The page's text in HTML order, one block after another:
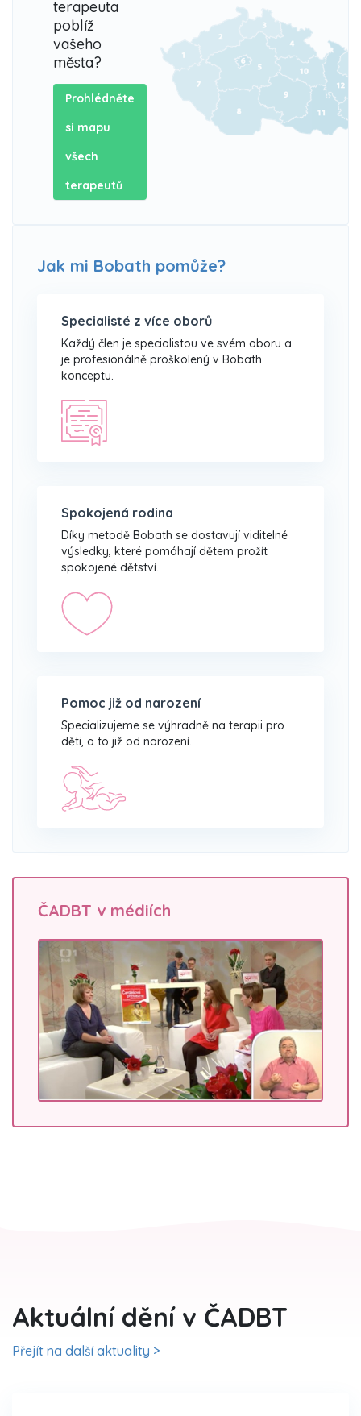
terapeuta
poblíž
vašeho
města?
Prohlédněte
si mapu
všech
terapeutů
Jak mi Bobath pomůže?
Specialisté z více oborů
Každý člen je specialistou ve svém oboru a
je profesionálně proškolený v Bobath
konceptu.
Spokojená rodina
Díky metodě Bobath se dostavují viditelné
výsledky, které pomáhají dětem prožít
spokojené dětství.
Pomoc již od narození
Specializujeme se výhradně na terapii pro
děti, a to již od narození.
ČADBT v médiích
Aktuální dění v ČADBT
Přejít na další aktuality >